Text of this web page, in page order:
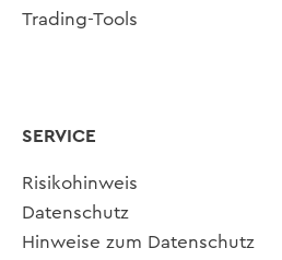
Trading-Tools
SERVICE
Risikohinweis
Datenschutz
Hinweise zum Datenschutz